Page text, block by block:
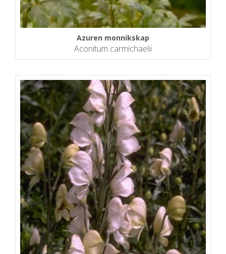
Azuren monnikskap
Aconitum carmichaelii